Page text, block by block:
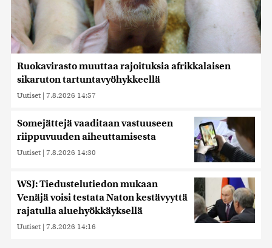
Ruokavirasto muuttaa rajoituksia afrikkalaisen
sikaruton tartuntavyöhykkeellä
Uutiset | 7.8.2026 14:57
Somejättejä vaaditaan vastuuseen
riippuvuuden aiheuttamisesta
Uutiset | 7.8.2026 14:30
WSJ: Tiedustelutiedon mukaan
Venäjä voisi testata Naton kestävyyttä
rajatulla aluehyökkäyksellä
Uutiset | 7.8.2026 14:16